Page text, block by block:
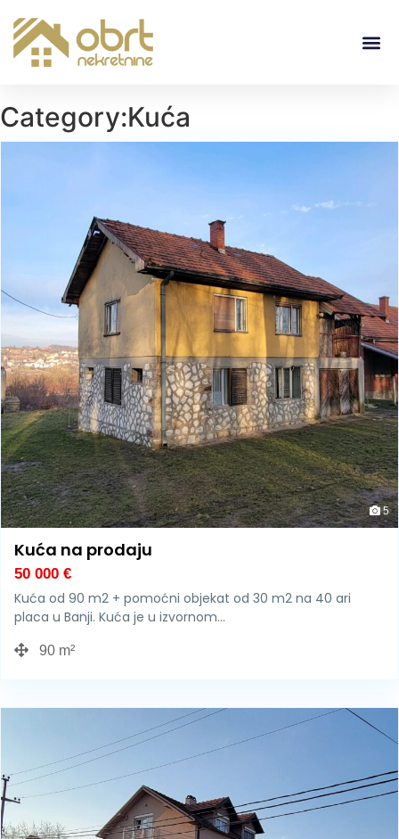
Category:Kuća
5
Kuća na prodaju
50 000 €
Kuća od 90 m2 + pomoćni objekat od 30 m2 na 40 ari
placa u Banji. Kuća je u izvornom…
90 m²